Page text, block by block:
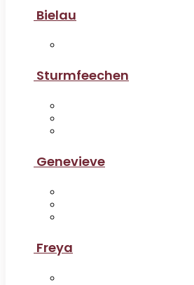
Bielau
Sturmfeechen
Genevieve
Freya